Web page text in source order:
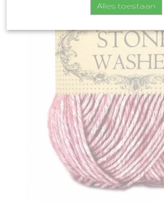
Alles toestaan